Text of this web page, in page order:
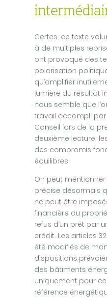
Certes, ce texte
à de multiples
ont provoqué des
polarisation
qu’amplifier
lumière du résultat
nous semble que
travail accompli
Conseil lors de la
deuxième lecture,
des compromis
équilibres.
On peut mentionner
précise désormais
ne peut être
financière du
refus d’un prêt par
crédit. Les articles
été modifiés de
dispositions
des bâtiments
uniquement pour
référence